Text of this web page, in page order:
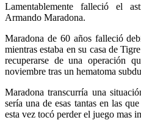
Lamentablemente falleció el
Armando Maradona.
Maradona de 60 años falleció
mientras estaba en su casa de
recuperarse de una operación
noviembre tras un hematoma
Maradona transcurría una
sería una de esas tantas en las
esta vez tocó perder el juego mas